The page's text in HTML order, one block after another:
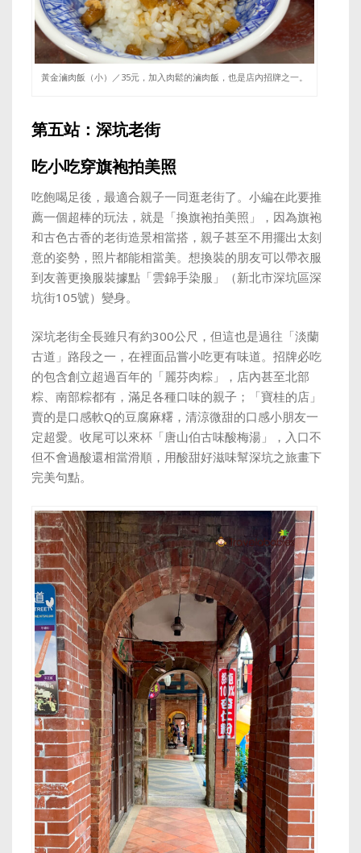
黃金滷肉飯（小）／35元，加入肉鬆的滷肉飯，也是店內招牌之一。
第五站：深坑老街
吃小吃穿旗袍拍美照
吃飽喝足後，最適合親子一同逛老街了。小編在此要推
薦一個超棒的玩法，就是「換旗袍拍美照」，因為旗袍
和古色古香的老街造景相當搭，親子甚至不用擺出太刻
意的姿勢，照片都能相當美。想換裝的朋友可以帶衣服
到友善更換服裝據點「雲錦手染服」（新北市深坑區深
坑街105號）變身。
深坑老街全長雖只有約300公尺，但這也是過往「淡蘭
古道」路段之一，在裡面品嘗小吃更有味道。招牌必吃
的包含創立超過百年的「麗芬肉粽」，店內甚至北部
粽、南部粽都有，滿足各種口味的親子；「寶桂的店」
賣的是口感軟Q的豆腐麻糬，清涼微甜的口感小朋友一
定超愛。收尾可以來杯「唐山伯古味酸梅湯」，入口不
但不會過酸還相當滑順，用酸甜好滋味幫深坑之旅畫下
完美句點。